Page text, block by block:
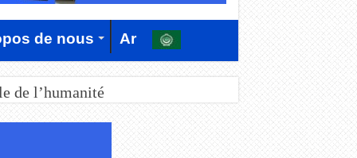
de nous Ar
de l’humanité